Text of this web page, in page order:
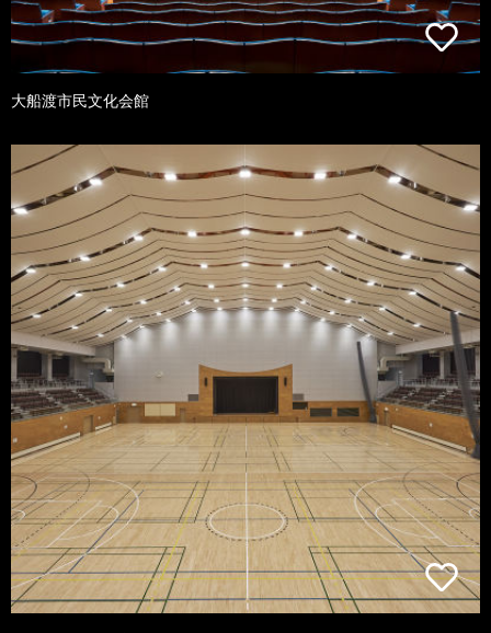
大船渡市民文化会館